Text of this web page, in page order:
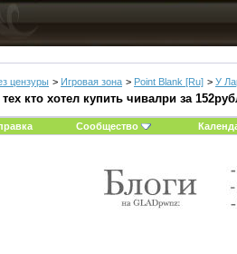
цензуры > Игровая зона > Point Blank [Ru] > У
кто хотел купить чивалри за
Сообщество